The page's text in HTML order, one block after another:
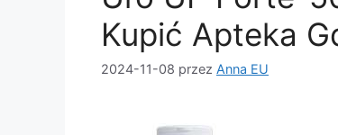
k
Kupić Apteka
2024-11-08 przez Anna EU